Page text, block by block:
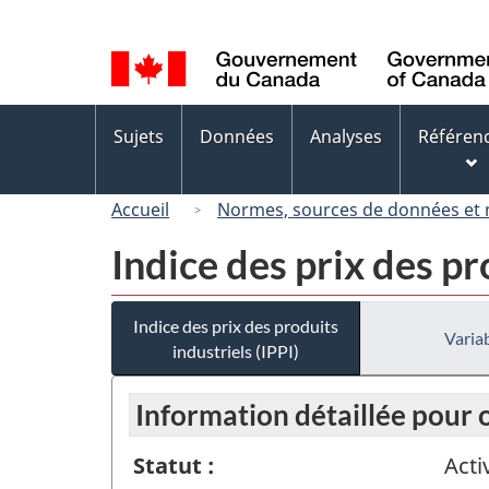
de
la
langue
des
Sujets Données Analyses
Accueil Normes, sources de données et
Indice des prix des
Indice des prix des produits
industriels (IPPI)
Information détaillée pour
Statut :